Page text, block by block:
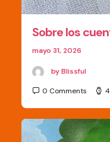
Sobre los
mayo 31, 2026
by Blissful
0 Comments